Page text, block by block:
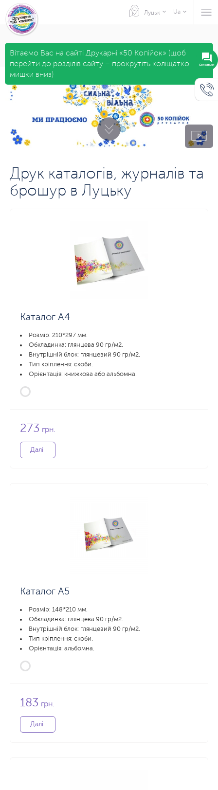
Луцьк Ua
Вітаємо Вас на сайті Друкарні «50 Копійок» (щоб
перейти до розділів сайту – прокрутіть коліщатко
мишки вниз)
Друк каталогів, журналів та
брошур в Луцьку
Каталог А4
Розмір: 210*297 мм.
Обкладинка: глянцева 90 гр/м2.
Внутрішній блок: глянцевий 90 гр/м2.
Тип кріплення: скоби.
Орієнтація: книжкова або альбомна.
273 грн.
Далі
Каталог А5
Розмір: 148*210 мм.
Обкладинка: глянцева 90 гр/м2.
Внутрішній блок: глянцевий 90 гр/м2.
Тип кріплення: скоби.
Орієнтація: альбомна.
183 грн.
Далі
Связаться